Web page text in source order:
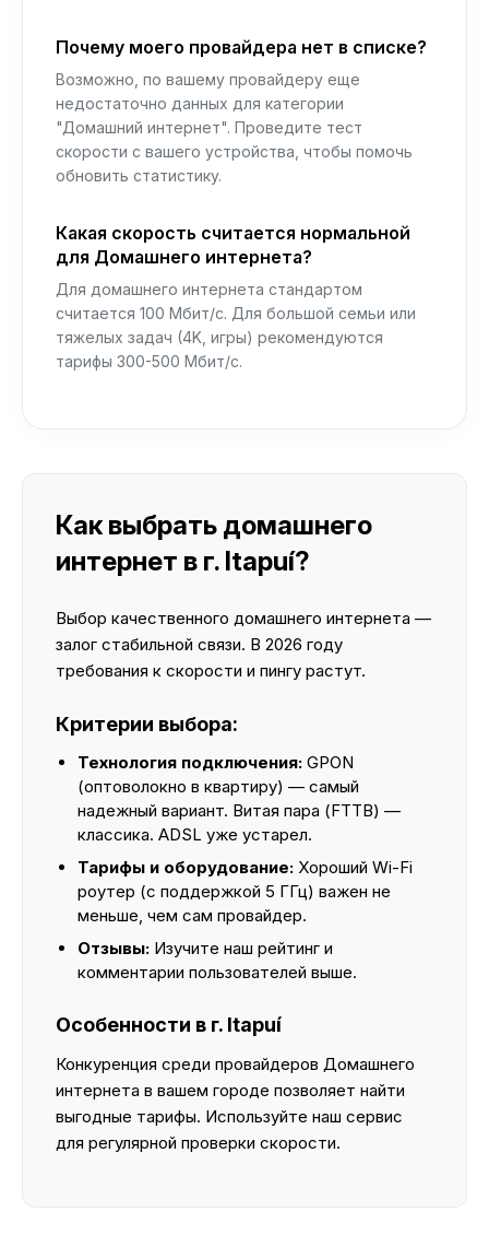
Почему моего провайдера нет в списке?
Возможно, по вашему провайдеру еще
недостаточно данных для категории
"Домашний интернет". Проведите тест
скорости с вашего устройства, чтобы помочь
обновить статистику.
Какая скорость считается нормальной
для Домашнего интернета?
Для домашнего интернета стандартом
считается 100 Мбит/с. Для большой семьи или
тяжелых задач (4K, игры) рекомендуются
тарифы 300-500 Мбит/с.
Как выбрать домашнего
интернет в г. Itapuí?
Выбор качественного домашнего интернета —
залог стабильной связи. В 2026 году
требования к скорости и пингу растут.
Критерии выбора:
Технология подключения: GPON
(оптоволокно в квартиру) — самый
надежный вариант. Витая пара (FTTB) —
классика. ADSL уже устарел.
Тарифы и оборудование: Хороший Wi-Fi
роутер (с поддержкой 5 ГГц) важен не
меньше, чем сам провайдер.
Отзывы: Изучите наш рейтинг и
комментарии пользователей выше.
Особенности в г. Itapuí
Конкуренция среди провайдеров Домашнего
интернета в вашем городе позволяет найти
выгодные тарифы. Используйте наш сервис
для регулярной проверки скорости.